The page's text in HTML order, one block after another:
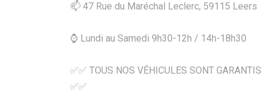
📫 47 Rue du Maréchal Leclerc, 59115 Leers
⌚ Lundi au Samedi 9h30-12h / 14h-18h30
✅✅ TOUS NOS VÉHICULES SONT GARANTIS
✅✅